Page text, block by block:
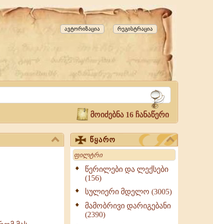
რეგისტრაცია
ავტორიზაცია
მოიძებნა 16 ჩანაწერი
წყარო
Search
წერილები და ლექსები
(156)
სულიერი მდელო (3005)
მამობრივი დარიგებანი
(2390)